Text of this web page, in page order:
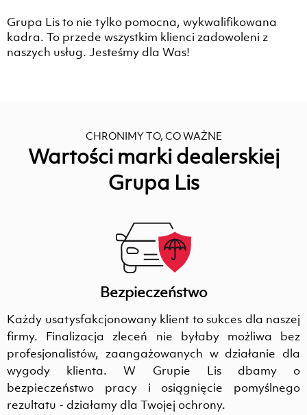
Grupa Lis to nie tylko pomocna, wykwalifikowana
kadra. To przede wszystkim klienci zadowoleni z
naszych usług. Jesteśmy dla Was!
CHRONIMY TO, CO WAŻNE
Wartości marki dealerskiej
Grupa Lis
Bezpieczeństwo
Każdy usatysfakcjonowany klient to sukces dla naszej
firmy. Finalizacja zleceń nie byłaby możliwa bez
profesjonalistów, zaangażowanych w działanie dla
wygody klienta. W Grupie Lis dbamy o
bezpieczeństwo pracy i osiągnięcie pomyślnego
rezultatu - działamy dla Twojej ochrony.